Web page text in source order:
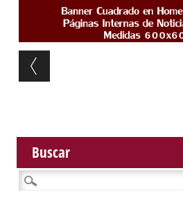
Post navigation
Buscar
Buscar: